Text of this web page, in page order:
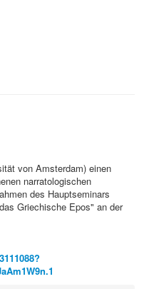
von Amsterdam) einen
narratologischen
des Hauptseminars
Griechische Epos" an der